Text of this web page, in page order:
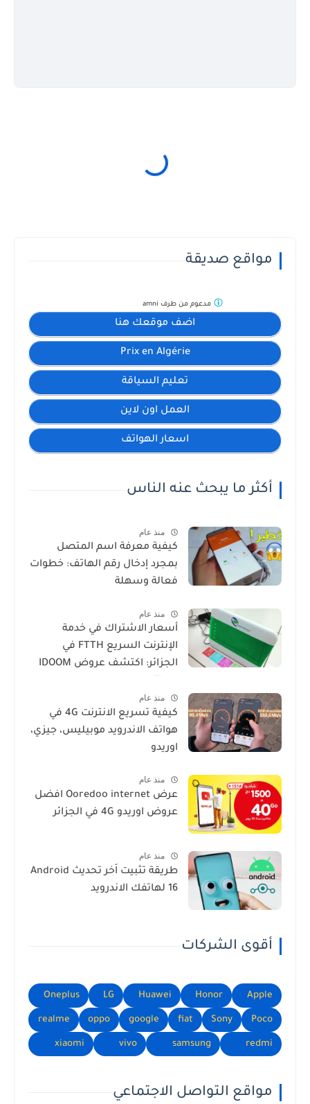
مواقع صديقة
اضف موقعك هنا
Prix en Algérie
تعليم السياقة
العمل اون لاين
اسعار الهواتف
مدعوم من طرف amni
أكثر ما يبحث عنه الناس
منذ عام
كيفية معرفة اسم المتصل
بمجرد إدخال رقم الهاتف: خطوات
فعالة وسهلة
منذ عام
أسعار الاشتراك في خدمة
الإنترنت السريع FTTH في
الجزائر: اكتشف عروض IDOOM
منذ عام
كيفية تسريع الانترنت 4G في
هواتف الاندرويد موبيليس، جيزي،
اوريدو
منذ عام
عرض Ooredoo internet افضل
عروض اوريدو 4G في الجزائر
منذ عام
طريقة تثبيت اَخر تحديث Android
16 لهاتفك الاندرويد
أقوى الشركات
Apple
Honor
Huawei
LG
Oneplus
Poco
Sony
fiat
google
oppo
realme
redmi
samsung
vivo
xiaomi
مواقع التواصل الاجتماعي